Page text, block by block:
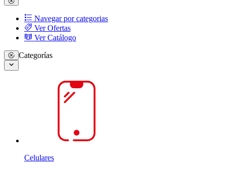
Navegar por categorias
Ver Ofertas
Ver Catálogo
Categorías
Celulares